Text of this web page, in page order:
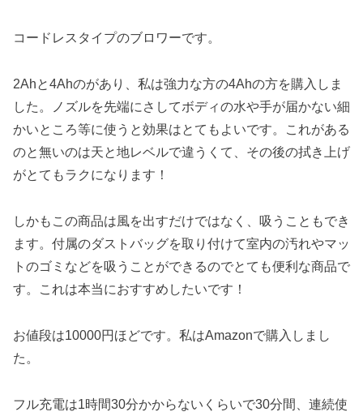
コードレスタイプのブロワーです。
2Ahと4Ahのがあり、私は強力な方の4Ahの方を購入しま
した。ノズルを先端にさしてボディの水や手が届かない細
かいところ等に使うと効果はとてもよいです。これがある
のと無いのは天と地レベルで違うくて、その後の拭き上げ
がとてもラクになります！
しかもこの商品は風を出すだけではなく、吸うこともでき
ます。付属のダストバッグを取り付けて室内の汚れやマッ
トのゴミなどを吸うことができるのでとても便利な商品で
す。これは本当におすすめしたいです！
お値段は10000円ほどです。私はAmazonで購入しまし
た。
フル充電は1時間30分かからないくらいで30分間、連続使